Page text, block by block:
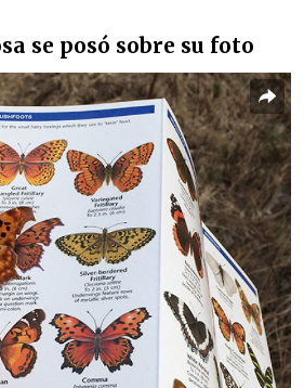
se posó sobre su foto